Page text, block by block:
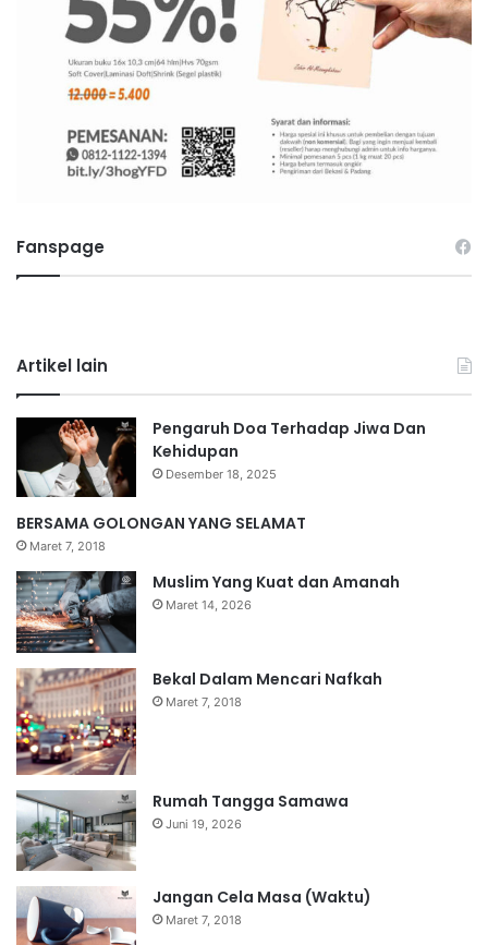
Fanspage
Artikel lain
Pengaruh Doa Terhadap Jiwa Dan
Kehidupan
Desember 18, 2025
BERSAMA GOLONGAN YANG SELAMAT
Maret 7, 2018
Muslim Yang Kuat dan Amanah
Maret 14, 2026
Bekal Dalam Mencari Nafkah
Maret 7, 2018
Rumah Tangga Samawa
Juni 19, 2026
Jangan Cela Masa (Waktu)
Maret 7, 2018